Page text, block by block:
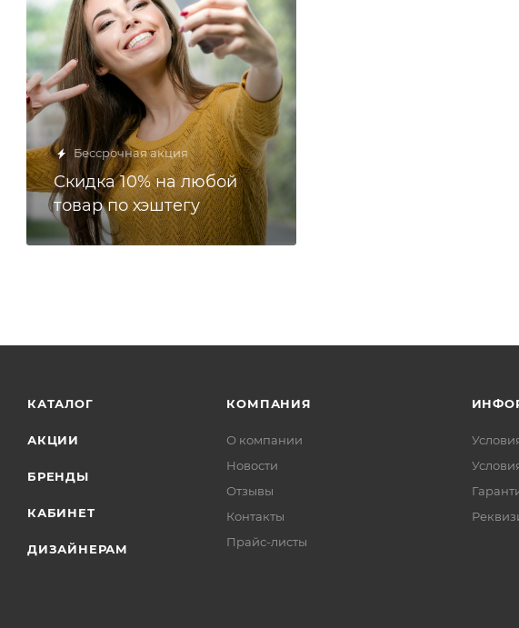
Бессрочная акция
Скидка 10% на любой
товар по хэштегу
КАТАЛОГ
АКЦИИ
БРЕНДЫ
КАБИНЕТ
ДИЗАЙНЕРАМ
КОМПАНИЯ
О компании
Новости
Отзывы
Контакты
Прайс-листы